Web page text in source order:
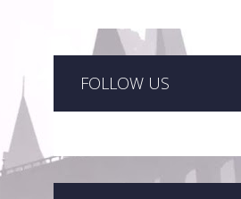
FOLLOW US